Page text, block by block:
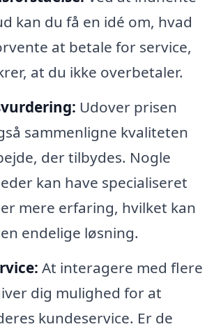
kan du få en idé om, hvad
at betale for service,
at du ikke overbetaler.
Udover prisen
sammenligne kvaliteten
der tilbydes. Nogle
kan have specialiseret
mere erfaring, hvilket kan
endelige løsning.
At interagere med flere
dig mulighed for at
kundeservice. Er de